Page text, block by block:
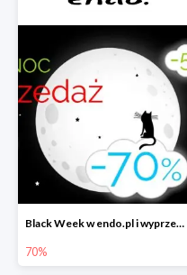
Black Week w endo.pl i wyprzedaże do -70&
70%